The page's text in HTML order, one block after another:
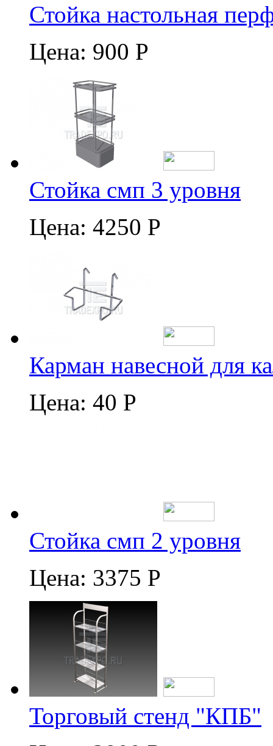
Стойка настольная
Цена: 900 Р
Стойка смп 3 уровня
Цена: 4250 Р
Карман навесной для
Цена: 40 Р
Стойка смп 2 уровня
Цена: 3375 Р
Торговый стенд "КПБ"